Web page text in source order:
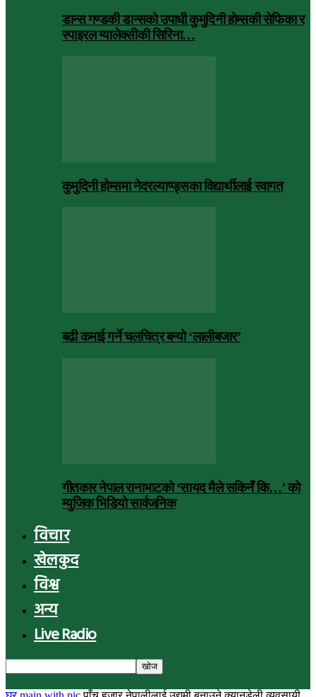
डान्स गण्डकी डान्सको उपाधी कुमुदिनी होम्सकी सेफिका र
स्पाइरल ग्यालेक्सीकी सिरिना…
कुमुदिनी होम्समा नेदरल्याण्ड्सका विद्यार्थीलाई स्वागत
बढी कमाई गर्ने चलचित्र बन्यो ‘लालीबजार’
गीतकार नेपाल रानाभाटको ‘सायद मैले सकिनँ कि…’ को
म्युजिक भिडियो सार्वजनिक
विचार
खेलकुद
विश्व
अन्य
Live Radio